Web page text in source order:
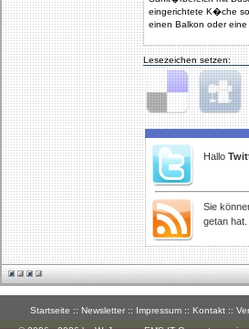
eingerichtete K�che
einen Balkon oder
Lesezeichen setzen:
Delicious Digg
Hallo
Sie
getan hat.
Startseite :: Newsletter :: Impressum :: Kontakt ::